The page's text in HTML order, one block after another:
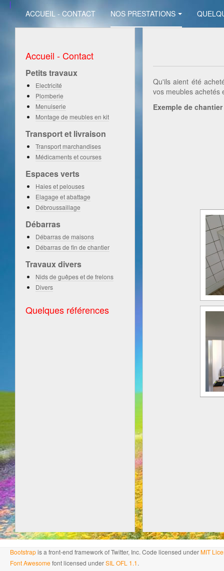
ACCUEIL - CONTACT NOS PRESTATIONS
Qu'ils aient été
vos meubles achetés
Exemple de
Accueil - Contact
Petits travaux
Electricité
Plomberie
Menuiserie
Montage de meubles en kit
Transport et livraison
Transport marchandises
Médicaments et courses
Espaces verts
Haies et pelouses
Elagage et abattage
Débroussaillage
Débarras
Débarras de maisons
Débarras de fin de chantier
Travaux divers
Nids de guêpes et de frelons
Divers
Quelques références
Bootstrapis a front-end framework of Twitter, Inc. Code licensed underMIT
Font Awesomefont licensed underSIL OFL 1.1.